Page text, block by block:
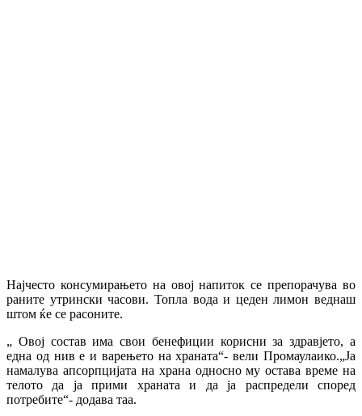
Најчесто консумирањето на овој напиток се препорачува во
раните утрински часови. Топла вода и цеден лимон веднаш
штом ќе се расоните.
„ Овој состав има свои бенефиции корисни за здравјето, а
една од нив е и варењето на храната“- вели Промаулаико.„Ја
намалува апсорпцијата на храна односно му остава време на
телото да ја прими храната и да ја распредели според
потребите“- додава таа.